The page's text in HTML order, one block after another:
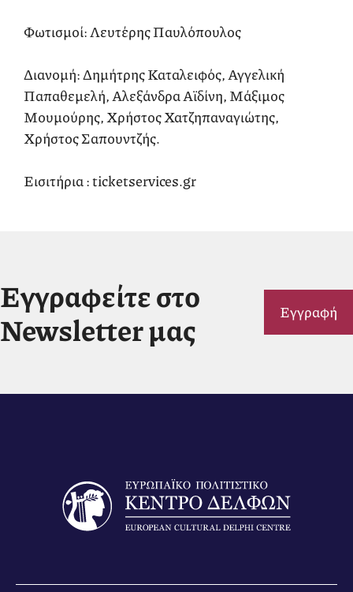
Φωτισμοί: Λευτέρης Παυλόπουλος
Διανομή: Δημήτρης Καταλειφός, Αγγελική
Παπαθεμελή, Αλεξάνδρα Αϊδίνη, Μάξιμος
Μουμούρης, Χρήστος Χατζηπαναγιώτης,
Χρήστος Σαπουντζής.
Εισιτήρια : ticketservices.gr
Εγγραφείτε στο
Newsletter μας
Εγγραφή